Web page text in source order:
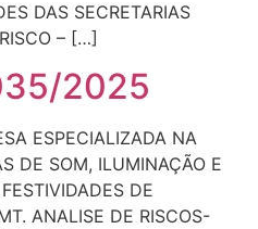
DAS SECRETARIAS
– […]
2025
ESPECIALIZADA NA
DE SOM, ILUMINAÇÃO E
DE
ANALISE DE RISCOS-